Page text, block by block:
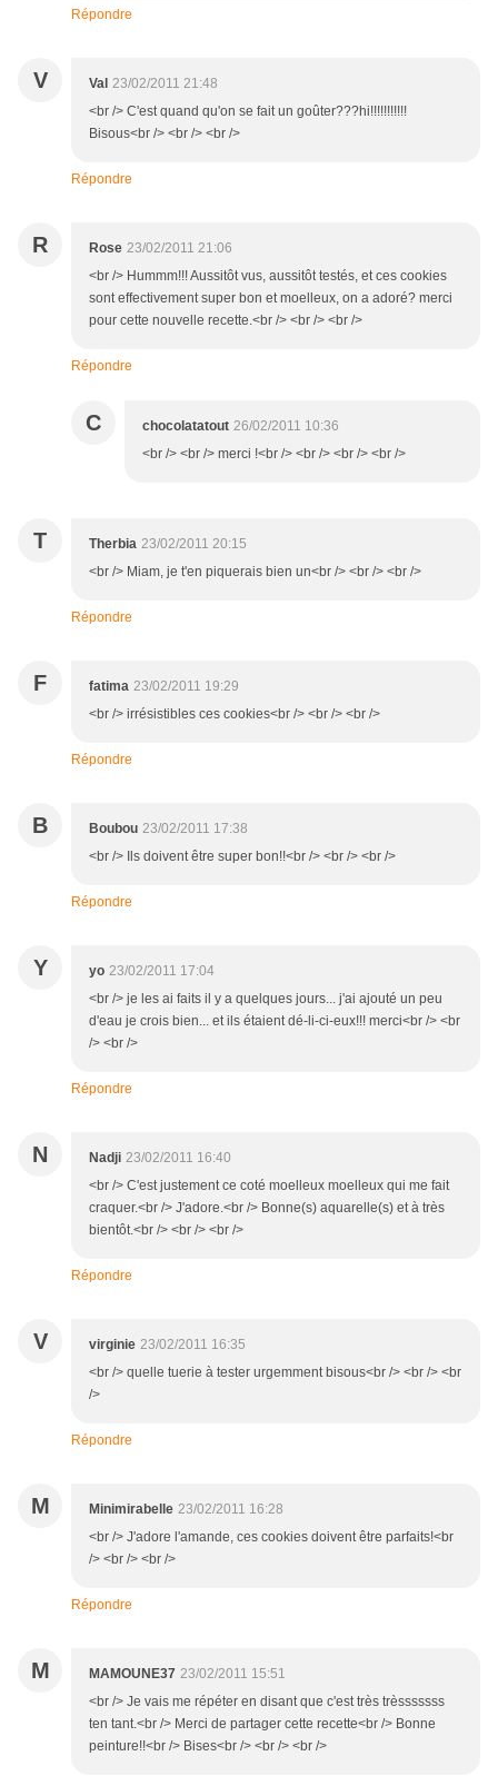
Répondre
V Val 23/02/2011 21:48
<br /> C'est quand qu'on se fait un goûter???hi!!!!!!!!!!!
Bisous<br /> <br /> <br />
Répondre
R Rose 23/02/2011 21:06
<br /> Hummm!!! Aussitôt vus, aussitôt testés, et ces cookies
sont effectivement super bon et moelleux, on a adoré? merci
pour cette nouvelle recette.<br /> <br /> <br />
Répondre
C chocolatatout 26/02/2011 10:36
<br /> <br /> merci !<br /> <br /> <br /> <br />
T Therbia 23/02/2011 20:15
<br /> Miam, je t'en piquerais bien un<br /> <br /> <br />
Répondre
F fatima 23/02/2011 19:29
<br /> irrésistibles ces cookies<br /> <br /> <br />
Répondre
B Boubou 23/02/2011 17:38
<br /> Ils doivent être super bon!!<br /> <br /> <br />
Répondre
Y yo 23/02/2011 17:04
<br /> je les ai faits il y a quelques jours... j'ai ajouté un peu
d'eau je crois bien... et ils étaient dé-li-ci-eux!!! merci<br /> <br
/> <br />
Répondre
N Nadji 23/02/2011 16:40
<br /> C'est justement ce coté moelleux moelleux qui me fait
craquer.<br /> J'adore.<br /> Bonne(s) aquarelle(s) et à très
bientôt.<br /> <br /> <br />
Répondre
V virginie 23/02/2011 16:35
<br /> quelle tuerie à tester urgemment bisous<br /> <br /> <br
/>
Répondre
M Minimirabelle 23/02/2011 16:28
<br /> J'adore l'amande, ces cookies doivent être parfaits!<br
/> <br /> <br />
Répondre
M MAMOUNE37 23/02/2011 15:51
<br /> Je vais me répéter en disant que c'est très trèsssssss
ten tant.<br /> Merci de partager cette recette<br /> Bonne
peinture!!<br /> Bises<br /> <br /> <br />